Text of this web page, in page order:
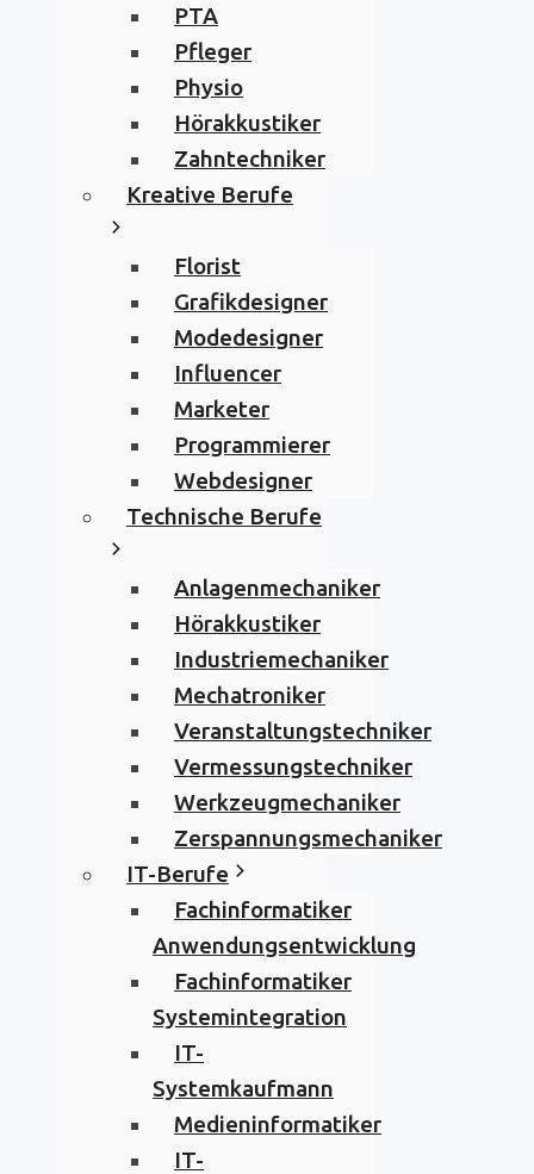
PTA
Pfleger
Physio
Hörakkustiker
Zahntechniker
Kreative Berufe
Florist
Grafikdesigner
Modedesigner
Influencer
Marketer
Programmierer
Webdesigner
Technische Berufe
Anlagenmechaniker
Hörakkustiker
Industriemechaniker
Mechatroniker
Veranstaltungstechniker
Vermessungstechniker
Werkzeugmechaniker
Zerspannungsmechaniker
IT-Berufe
Fachinformatiker
Anwendungsentwicklung
Fachinformatiker
Systemintegration
IT-
Systemkaufmann
Medieninformatiker
IT-